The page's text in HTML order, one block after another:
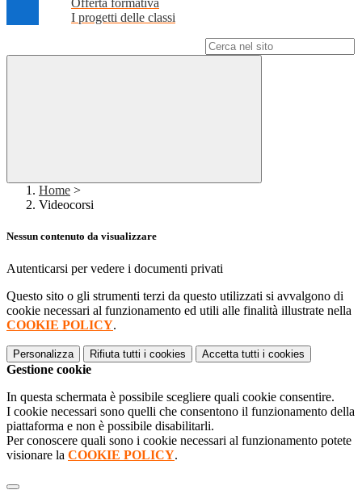
Offerta formativa
I progetti delle classi
Home >
Videocorsi
Nessun contenuto da visualizzare
Autenticarsi per vedere i documenti privati
Questo sito o gli strumenti terzi da questo utilizzati si avvalgono di
cookie necessari al funzionamento ed utili alle finalità illustrate nella
COOKIE POLICY.
Personalizza Rifiuta tutti i cookies Accetta tutti i cookies
Gestione cookie
In questa schermata è possibile scegliere quali cookie consentire.
I cookie necessari sono quelli che consentono il funzionamento della
piattaforma e non è possibile disabilitarli.
Per conoscere quali sono i cookie necessari al funzionamento potete
visionare la COOKIE POLICY.